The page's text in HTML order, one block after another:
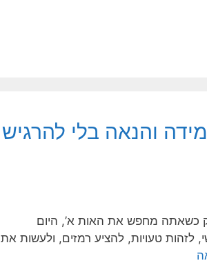
והנאה בלי להרגיש
כשאתה מחפש את האות א’, היום
לזהות טעויות, להציע רמזים, ולעשות את